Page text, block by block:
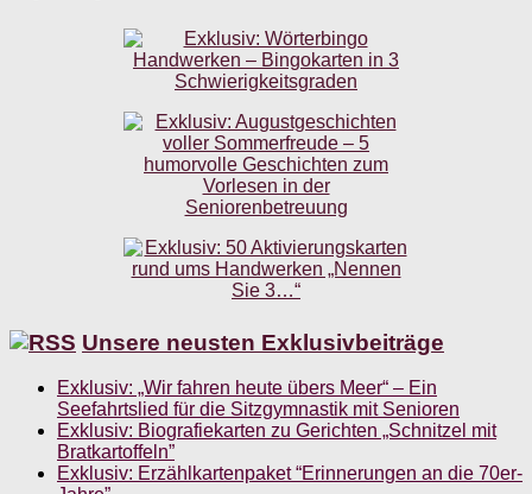
Unsere neusten Exklusivbeiträge
Exklusiv: „Wir fahren heute übers Meer“ – Ein
Seefahrtslied für die Sitzgymnastik mit Senioren
Exklusiv: Biografiekarten zu Gerichten „Schnitzel mit
Bratkartoffeln”
Exklusiv: Erzählkartenpaket “Erinnerungen an die 70er-